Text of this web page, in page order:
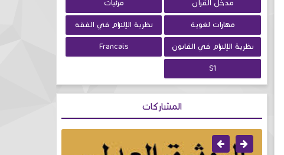
مدخل القرآن مرئيات
مهارات لغوية نظرية الإلتزام في الفقه
نظرية الإلتزام في القانون Francais
S1
المشاركات